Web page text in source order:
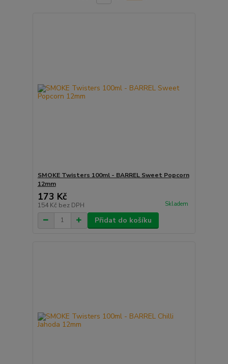
SMOKE Twisters 100ml - BARREL Sweet Popcorn
12mm
173 Kč
154 Kč bez DPH Skladem
Přidat do košíku